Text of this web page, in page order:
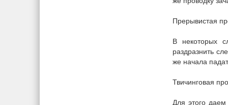
Прерывистая
В некоторых
раздразнить
же начала
Твичинговая
Для этого